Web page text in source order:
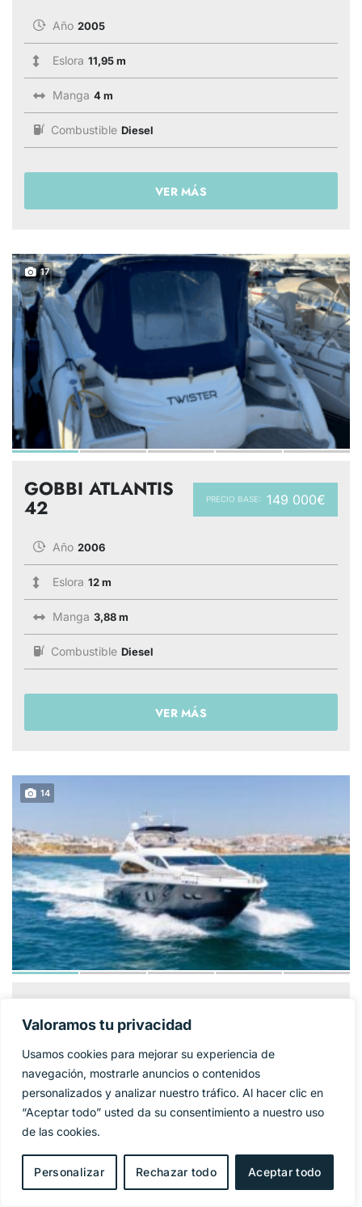
Valoramos tu privacidad
Usamos cookies para mejorar su experiencia de
navegación, mostrarle anuncios o contenidos
personalizados y analizar nuestro tráfico. Al hacer clic en
“Aceptar todo” usted da su consentimiento a nuestro uso
de las cookies.
Personalizar Rechazar todo Aceptar todo
Año 2005
Eslora 11,95 m
Manga 4 m
Combustible Diesel
VER MÁS
17
PRECIO BASE: 149 000€
GOBBI ATLANTIS
42
Año 2006
Eslora 12 m
Manga 3,88 m
Combustible Diesel
VER MÁS
14
YACHT
Año 2009
27 m
Manga 6,4 m
Combustible Diesel